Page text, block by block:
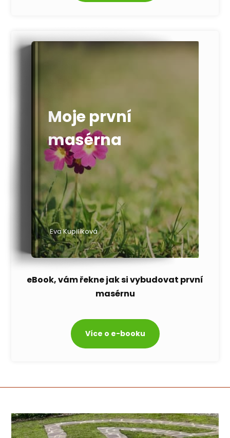
Moje první
masérna
Eva Kupilíková
eBook, vám řekne jak si vybudovat první
masérnu
Více o e-booku